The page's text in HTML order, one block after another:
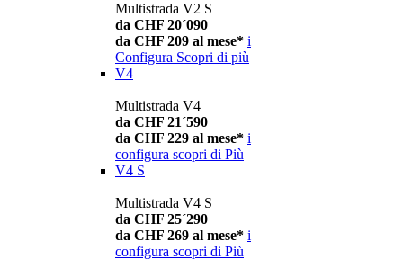
Multistrada V2 S
da CHF 20´090
da CHF 209 al mese* i
Configura Scopri di più
V4
Multistrada V4
da CHF 21´590
da CHF 229 al mese* i
configura scopri di Più
V4 S
Multistrada V4 S
da CHF 25´290
da CHF 269 al mese* i
configura scopri di Più